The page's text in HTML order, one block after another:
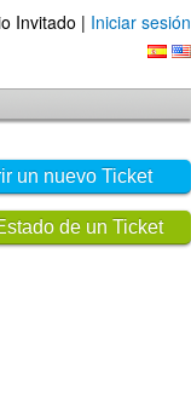
Invitado | Iniciar sesión
un nuevo Ticket
de un Ticket